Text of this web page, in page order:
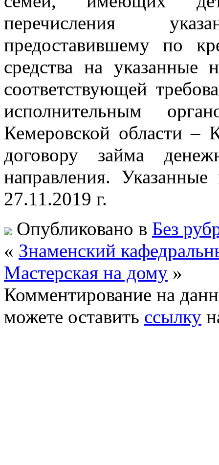
перечисления
предоставившему по
средства на указанные
соответствующей
исполнительным
Кемеровской области –
договору займа
направления.
27.11.2019 г.
Опубликовано в Без
« Знаменский
Мастерская на дому »
Комментирование на
можете оставить ссылку